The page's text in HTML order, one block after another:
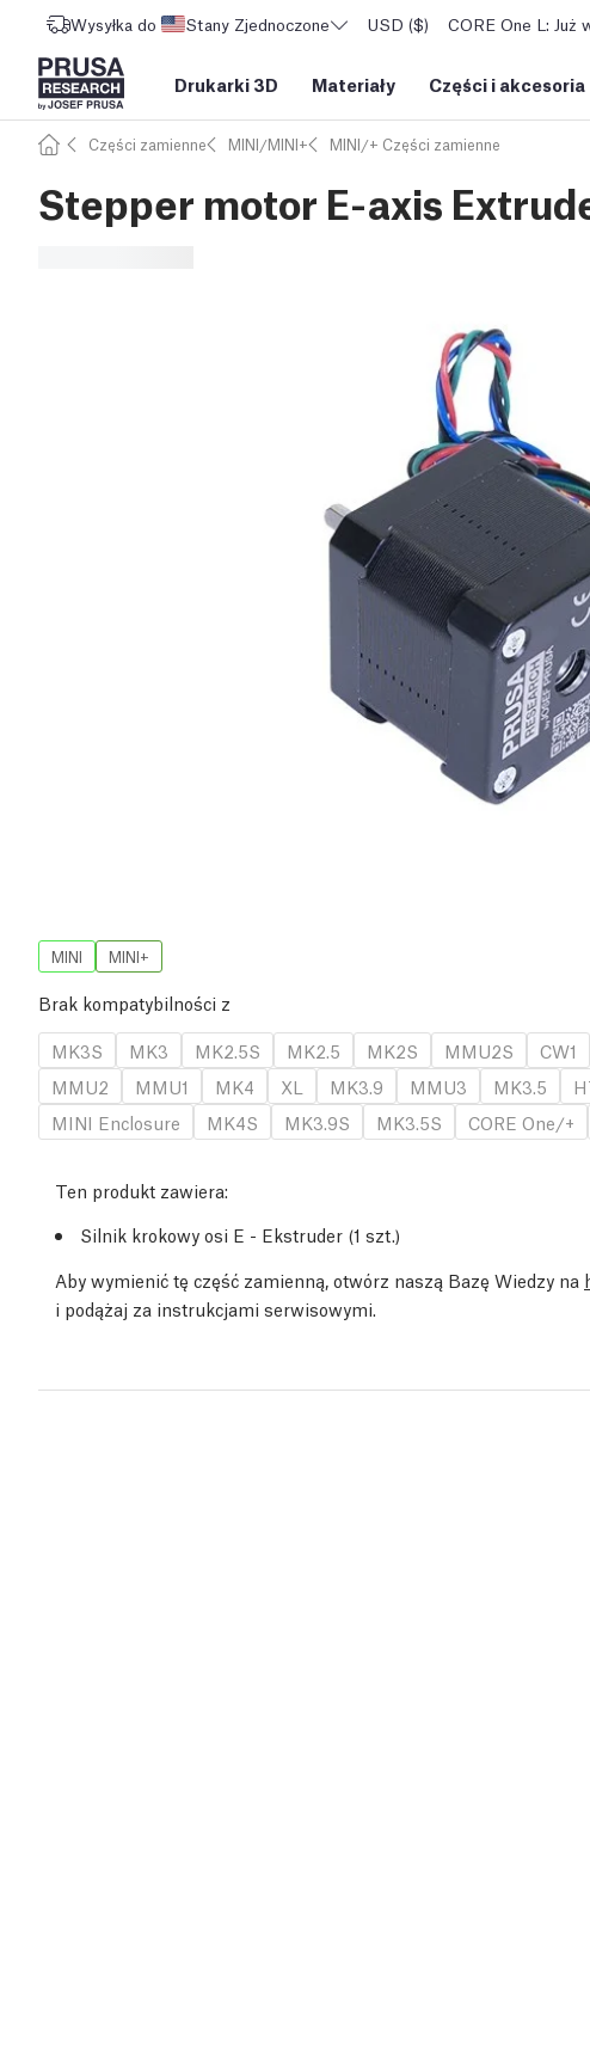
Wysyłka do Stany Zjednoczone USD ($) CORE One L: Już
Drukarki 3D Materiały Części i akcesoria
Części zamienne MINI/MINI+ MINI/+ Części zamienne
Stepper motor E-axis
MINI MINI+
Brak kompatybilności z
MK3S
MK3 MK2.5S MK2.5 MK2S MMU2S CW1
MMU2
MMU1 MK4 XL MK3.9 MMU3 MK3.5
MINI Enclosure
MK4S MK3.9S MK3.5S CORE One/+
Ten produkt zawiera:
Silnik krokowy osi E - Ekstruder (1 szt.)
Aby wymienić tę część zamienną, otwórz naszą Bazę Wiedzy na
i podążaj za instrukcjami serwisowymi.